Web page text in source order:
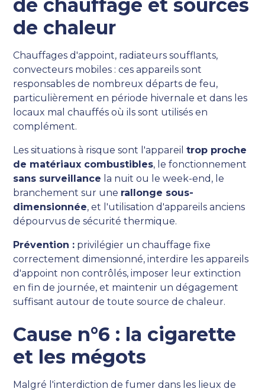
de chauffage et sources
de chaleur
Chauffages d'appoint, radiateurs soufflants,
convecteurs mobiles : ces appareils sont
responsables de nombreux départs de feu,
particulièrement en période hivernale et dans les
locaux mal chauffés où ils sont utilisés en
complément.
Les situations à risque sont l'appareiltrop proche
de matériaux combustibles, le fonctionnement
sans surveillance la nuit ou le week-end, le
branchement sur une rallonge sous-
dimensionnée, et l'utilisation d'appareils anciens
dépourvus de sécurité thermique.
Prévention : privilégier un chauffage fixe
correctement dimensionné, interdire les appareils
d'appoint non contrôlés, imposer leur extinction
en fin de journée, et maintenir un dégagement
suffisant autour de toute source de chaleur.
Cause n°6 : la cigarette
et les mégots
Malgré l'interdiction de fumer dans les lieux de